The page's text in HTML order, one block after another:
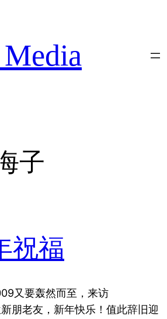
子
祝福
又要轰然而至，来访
朋老友，新年快乐！值此辞旧迎